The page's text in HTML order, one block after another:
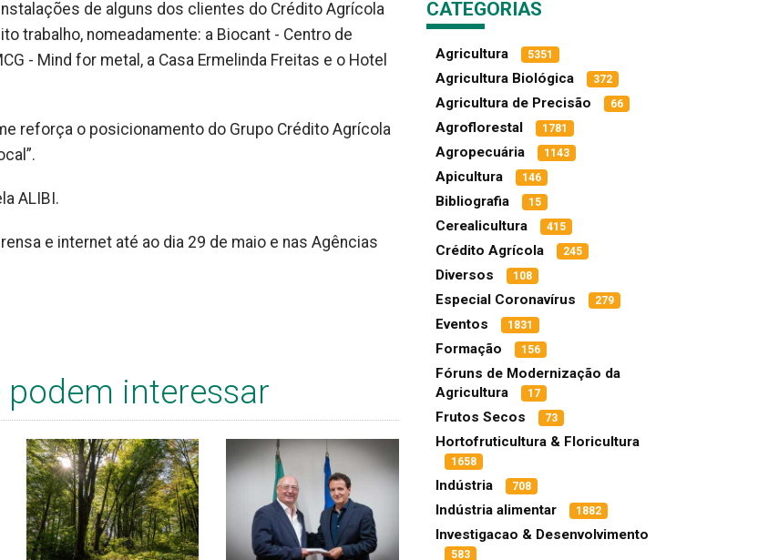
de alguns dos clientes do Crédito Agrícola
trabalho, nomeadamente: a Biocant - Centro de
- Mind for metal, a Casa Ermelinda Freitas e o Hotel
reforça o posicionamento do Grupo Crédito Agrícola
ALIBI.
e internet até ao dia 29 de maio e nas Agências
interessar
CATEGORIAS
Agricultura 5351
Agricultura Biológica 372
Agricultura de Precisão 66
Agroflorestal 1781
Agropecuária 1143
Apicultura 146
Bibliografia 15
Cerealicultura 415
Crédito Agrícola 245
Diversos 108
Especial Coronavírus 279
Eventos 1831
Formação 156
Fóruns de Modernização da
Agricultura
17
Frutos Secos 73
Hortofruticultura & Floricultura
1658
Indústria 708
Indústria alimentar 1882
Investigacao & Desenvolvimento
583